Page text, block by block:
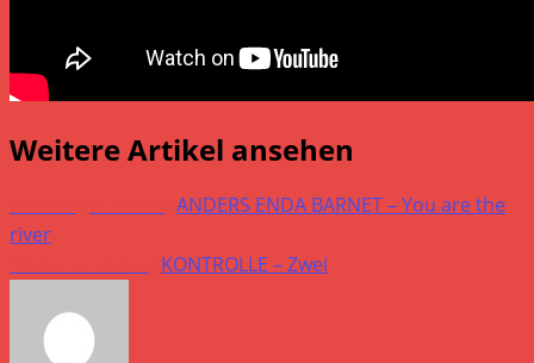
Weitere Artikel ansehen
ANDERS ENDA BARNET – You are the
river
KONTROLLE – Zwei